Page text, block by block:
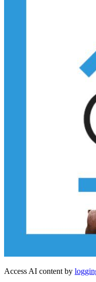
Access AI content by